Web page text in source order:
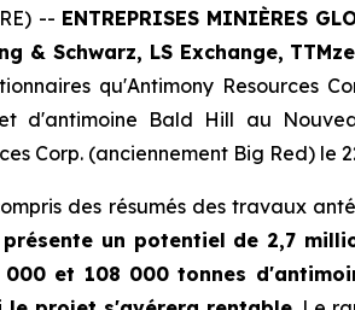
-- ENTREPRISES MINIÈRES
& Schwarz, LS Exchange,
qu'Antimony Resources
d'antimoine Bald Hill au
Corp. (anciennement Big Red) le
des résumés des travaux
un potentiel de 2,7
et 108 000 tonnes